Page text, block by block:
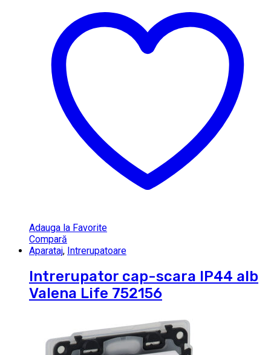
Adauga la Favorite
Compară
Aparataj, Intrerupatoare
Intrerupator cap-scara IP44 alb
Valena Life 752156